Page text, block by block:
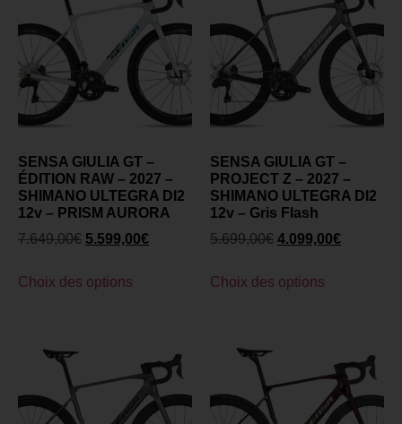
SENSA GIULIA GT –
ÉDITION RAW – 2027 –
SHIMANO ULTEGRA DI2
12v – PRISM AURORA
7.649,00€ 5.599,00€
Choix des options
SENSA GIULIA GT –
PROJECT Z – 2027 –
SHIMANO ULTEGRA DI2
12v – Gris Flash
5.699,00€ 4.099,00€
Choix des options